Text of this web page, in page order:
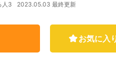
人3 2023.05.03 最終更新
お気に入